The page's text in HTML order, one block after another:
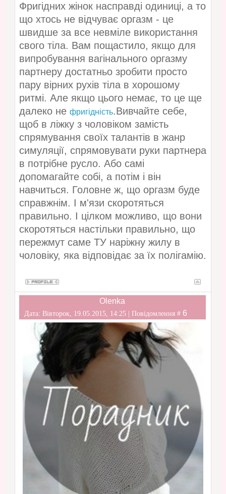
Фригідних жінок насправді одиниці, а то
що хтось не відчуває оргазм - це
швидше за все невміле використання
свого тіла. Вам пощастило, якщо для
випробування вагінального оргазму
партнеру достатньо зробити просто
пару вірних рухів тіла в хорошому
ритмі. Але якщо цього немає, то це ще
далеко не фригідність.Вивчайте себе,
щоб в ліжку з чоловіком замість
спрямування своїх талантів в жанр
симуляції, спрямовувати руки партнера
в потрібне русло. Або самі
допомагайте собі, а потім і він
навчиться. Головне ж, що оргазм буде
справжнім. І м'язи скоротяться
правильно. І цілком можливо, що вони
скоротяться настільки правильно, що
пережмут саме ТУ наріжну жилу в
чоловіку, яка відповідає за їх полігамію.
Olenka
Дата: Вівторок, 19.05.2015, 14:25 | Повідомлення # 6